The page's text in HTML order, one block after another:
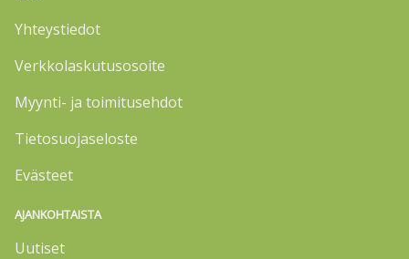
Yhteystiedot
Verkkolaskutusosoite
Myynti- ja toimitusehdot
Tietosuojaseloste
Evästeet
AJANKOHTAISTA
Uutiset